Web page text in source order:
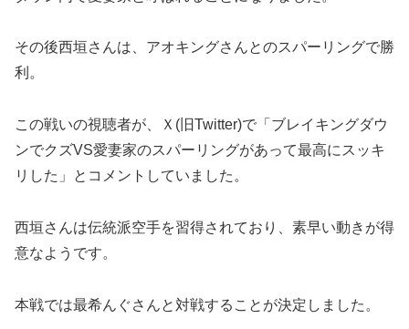
その後西垣さんは、アオキングさんとのスパーリングで勝
利。
この戦いの視聴者が、Ｘ(旧Twitter)で「ブレイキングダウ
ンでクズVS愛妻家のスパーリングがあって最高にスッキ
リした」とコメントしていました。
西垣さんは伝統派空手を習得されており、素早い動きが得
意なようです。
本戦では最希んぐさんと対戦することが決定しました。